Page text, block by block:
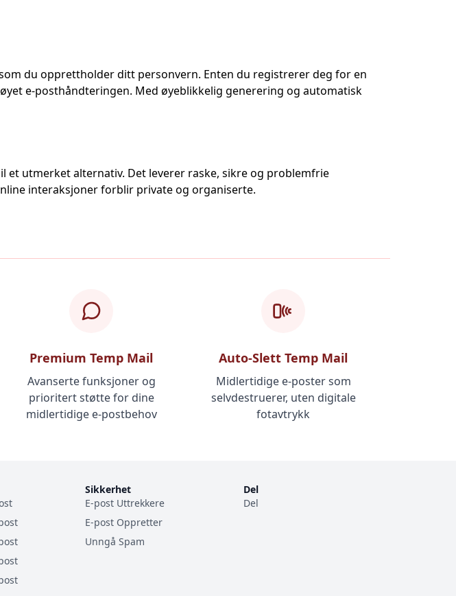
du opprettholder ditt personvern. Enten du registrerer deg for en
e-posthåndteringen. Med øyeblikkelig generering og automatisk
et utmerket alternativ. Det leverer raske, sikre og problemfrie
interaksjoner forblir private og organiserte.
Premium Temp Mail
Avanserte funksjoner og
prioritert støtte for dine
midlertidige e-postbehov
Auto-Slett Temp Mail
Midlertidige e-poster som
selvdestruerer, uten digitale
fotavtrykk
Sikkerhet
E-post Uttrekkere
E-post Oppretter
Unngå Spam
Del
Del